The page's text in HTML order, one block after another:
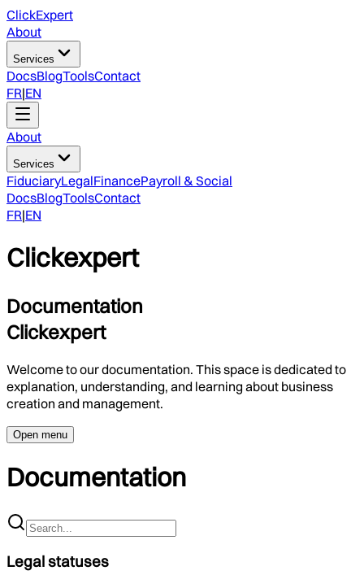
ClickExpert
About
Services
DocsBlogToolsContact
FR|EN
About
Services
FiduciaryLegalFinancePayroll & Social
DocsBlogToolsContact
FR|EN
Clickexpert
Documentation
Clickexpert
Welcome to our documentation. This space is dedicated to
explanation, understanding, and learning about business
creation and management.
Open menu
Documentation
Legal statuses